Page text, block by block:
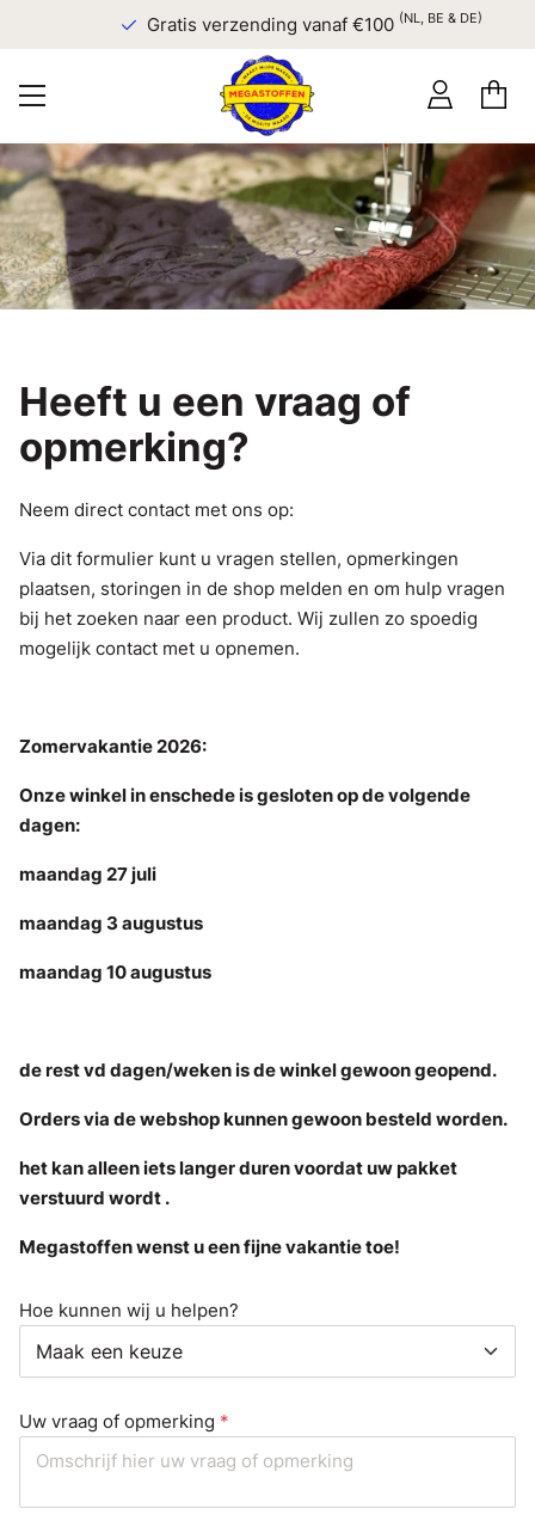
Gratis verzending vanaf €100(NL, BE & DE)
Heeft u een vraag of
opmerking?
Neem direct contact met ons op:
Via dit formulier kunt u vragen stellen, opmerkingen
plaatsen, storingen in de shop melden en om hulp vragen
bij het zoeken naar een product. Wij zullen zo spoedig
mogelijk contact met u opnemen.
Zomervakantie 2026:
Onze winkel in enschede is gesloten op de volgende
dagen:
maandag 27 juli
maandag 3 augustus
maandag 10 augustus
de rest vd dagen/weken is de winkel gewoon geopend.
Orders via de webshop kunnen gewoon besteld worden.
het kan alleen iets langer duren voordat uw pakket
verstuurd wordt .
Megastoffen wenst u een fijne vakantie toe!
Hoe kunnen wij u helpen?
Maak een keuze
Uw vraag of opmerking *